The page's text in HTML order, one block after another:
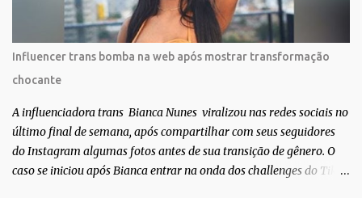
de gente que se apaixonou pela própria pele – como
extraordinária. O Pele Projetc tem como objetivo fotografar e
expor uma diversidade de corpos nus, ressaltando a beleza das
especificidades físicas. A atriz se tornou nacionalmente conhecida
após fazer uma participação especial na novela teen Malhação, da
TV Globo. Na trama, ela inte...
Influencer trans bomba na web após mostrar transformação
chocante
A influenciadora trans Bianca Nunes viralizou nas redes sociais no
último final de semana, após compartilhar com seus seguidores
do Instagram algumas fotos antes de sua transição de gênero. O
caso se iniciou após Bianca entrar na onda dos challenges do Tik